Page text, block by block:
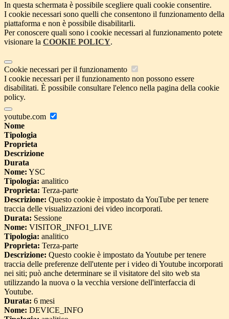
In questa schermata è possibile scegliere quali cookie consentire.
I cookie necessari sono quelli che consentono il funzionamento della
piattaforma e non è possibile disabilitarli.
Per conoscere quali sono i cookie necessari al funzionamento potete
visionare la COOKIE POLICY.
Cookie necessari per il funzionamento
I cookie necessari per il funzionamento non possono essere
disabilitati. È possibile consultare l'elenco nella pagina della cookie
policy.
youtube.com
Nome
Tipologia
Proprieta
Descrizione
Durata
Nome: YSC
Tipologia: analitico
Proprieta: Terza-parte
Descrizione: Questo cookie è impostato da YouTube per tenere
traccia delle visualizzazioni dei video incorporati.
Durata: Sessione
Nome: VISITOR_INFO1_LIVE
Tipologia: analitico
Proprieta: Terza-parte
Descrizione: Questo cookie è impostato da Youtube per tenere
traccia delle preferenze dell'utente per i video di Youtube incorporati
nei siti; può anche determinare se il visitatore del sito web sta
utilizzando la nuova o la vecchia versione dell'interfaccia di
Youtube.
Durata: 6 mesi
Nome: DEVICE_INFO